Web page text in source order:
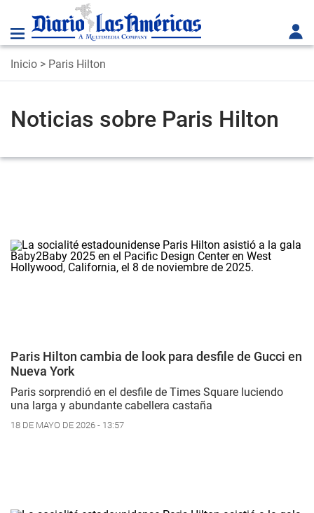
Inicio > Paris Hilton
Noticias sobre Paris Hilton
Paris Hilton cambia de look para desfile de Gucci en
Nueva York
Paris sorprendió en el desfile de Times Square luciendo
una larga y abundante cabellera castaña
18 DE MAYO DE 2026 - 13:57